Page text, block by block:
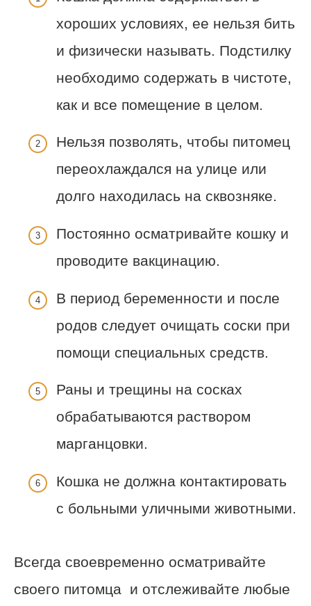
хороших условиях, ее нельзя бить
и физически называть. Подстилку
необходимо содержать в чистоте,
как и все помещение в целом.
Нельзя позволять, чтобы питомец
переохлаждался на улице или
долго находилась на сквозняке.
Постоянно осматривайте кошку и
проводите вакцинацию.
В период беременности и после
родов следует очищать соски при
помощи специальных средств.
Раны и трещины на сосках
обрабатываются раствором
марганцовки.
Кошка не должна контактировать
с больными уличными животными.
Всегда своевременно осматривайте
своего питомца и отслеживайте любые